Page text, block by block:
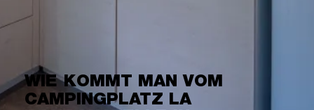
WIE KOMMT MAN VOM
CAMPINGPLATZ LA